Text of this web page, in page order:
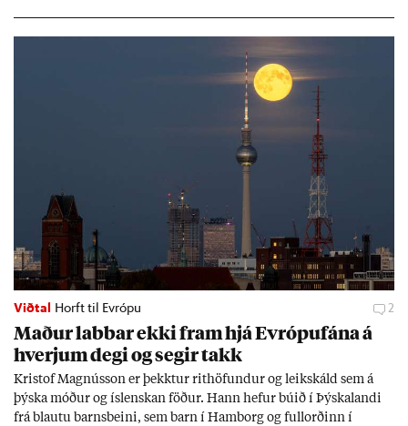
Viðtal Horft til Evrópu 2
Mað­ur labb­ar ekki fram hjá Evr­ópuf­ána á
hverj­um degi og seg­ir takk
Kri­stof Magnús­son er þekkt­ur rit­höf­und­ur og leik­skáld sem á
þýska móð­ur og ís­lensk­an föð­ur. Hann hef­ur bú­ið í Þýskalandi
frá blautu barns­beini, sem barn í Ham­borg og full­orð­inn í